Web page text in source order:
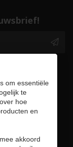
te
in
om essentiële
te
hoe
en
akkoord